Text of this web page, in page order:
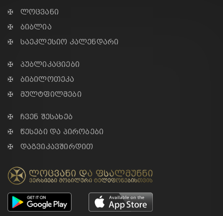
✠ ლოცვანი
✠ ბიბლია
✠ საეკლესიო კალენდარი
✠ პუბლიკაციები
✠ ბიბილოთეკა
✠ მულტფილმები
✠ ჩვენ შესახებ
✠ წესები და პირობები
✠ დაგვიკავშირდით